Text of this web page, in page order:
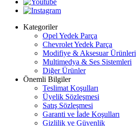
Kategoriler
Opel Yedek Parça
Chevrolet Yedek Parça
Modifiye & Aksesuar Ürünleri
Multimedya & Ses Sistemleri
Diğer Ürünler
Önemli Bilgiler
Teslimat Koşulları
Üyelik Sözleşmesi
Satış Sözleşmesi
Garanti ve İade Koşulları
Gizlilik ve Güvenlik